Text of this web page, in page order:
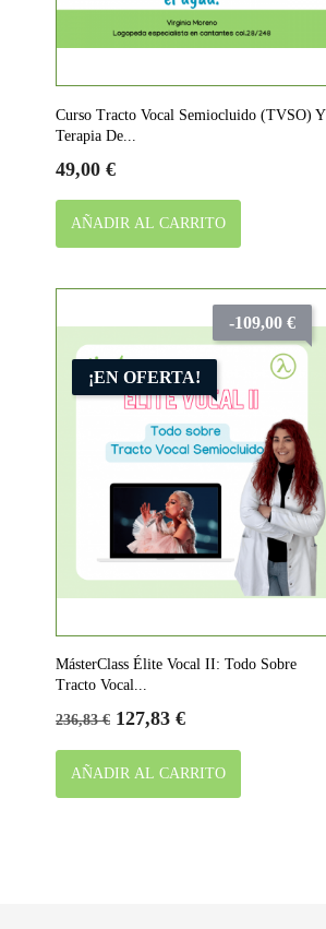
Curso Tracto Vocal Semiocluido (TVSO) Y
Terapia De...
Precio
49,00 €
AÑADIR AL CARRITO
¡EN OFERTA!
-109,00 €
MásterClass Élite Vocal II: Todo Sobre
Tracto Vocal...
Precio
236,83 € Precio
127,83 €
AÑADIR AL CARRITO